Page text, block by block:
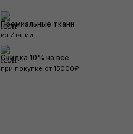
Премиальные ткани
из Италии
Скидка 10% на все
при покупке от 15000₽